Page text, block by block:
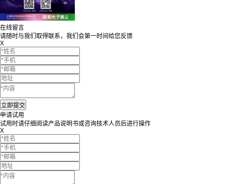
在线留言
请随时与我们取得联系，我们会第一时间给您反馈
X
申请试用
试用时请仔细阅读产品说明书或咨询技术人员后进行操作
X